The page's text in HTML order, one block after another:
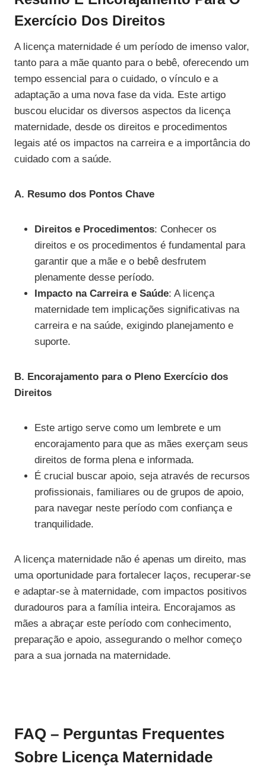
Exercício Dos Direitos
A licença maternidade é um período de imenso valor,
tanto para a mãe quanto para o bebê, oferecendo um
tempo essencial para o cuidado, o vínculo e a
adaptação a uma nova fase da vida. Este artigo
buscou elucidar os diversos aspectos da licença
maternidade, desde os direitos e procedimentos
legais até os impactos na carreira e a importância do
cuidado com a saúde.
A. Resumo dos Pontos Chave
Direitos e Procedimentos: Conhecer os
direitos e os procedimentos é fundamental para
garantir que a mãe e o bebê desfrutem
plenamente desse período.
Impacto na Carreira e Saúde: A licença
maternidade tem implicações significativas na
carreira e na saúde, exigindo planejamento e
suporte.
B. Encorajamento para o Pleno Exercício dos
Direitos
Este artigo serve como um lembrete e um
encorajamento para que as mães exerçam seus
direitos de forma plena e informada.
É crucial buscar apoio, seja através de recursos
profissionais, familiares ou de grupos de apoio,
para navegar neste período com confiança e
tranquilidade.
A licença maternidade não é apenas um direito, mas
uma oportunidade para fortalecer laços, recuperar-se
e adaptar-se à maternidade, com impactos positivos
duradouros para a família inteira. Encorajamos as
mães a abraçar este período com conhecimento,
preparação e apoio, assegurando o melhor começo
para a sua jornada na maternidade.
FAQ – Perguntas Frequentes
Sobre Licença Maternidade